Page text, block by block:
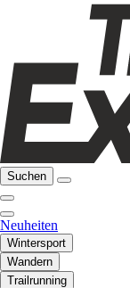
Suchen
Neuheiten
Wintersport
Wandern
Trailrunning